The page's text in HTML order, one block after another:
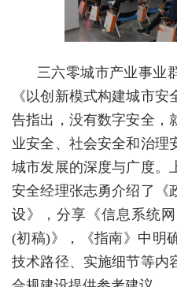
三六零城市产业事业
《以创新模式构建城市
告指出，没有数字安全，
业安全、社会安全和治理
城市发展的深度与广度。
安全经理张志勇介绍了《
设》，分享《信息系统
(初稿)》，《指南》中明
技术路径、实施细节等内